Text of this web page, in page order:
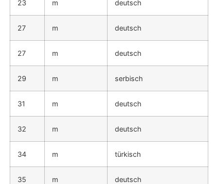
23 m deutsch
27 m deutsch
27 m deutsch
29 m serbisch
31 m deutsch
32 m deutsch
34 m türkisch
35 m deutsch